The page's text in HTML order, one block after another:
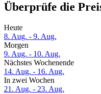
Überprüfe die
Heute
8. Aug. - 9. Aug.
Morgen
9. Aug. - 10. Aug.
Nächstes Wochenende
14. Aug. - 16. Aug.
In zwei Wochen
21. Aug. - 23. Aug.